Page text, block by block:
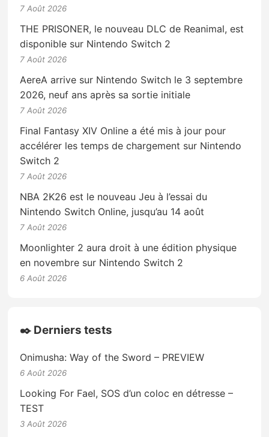
7 Août 2026
THE PRISONER, le nouveau DLC de Reanimal, est
disponible sur Nintendo Switch 2
7 Août 2026
AereA arrive sur Nintendo Switch le 3 septembre
2026, neuf ans après sa sortie initiale
7 Août 2026
Final Fantasy XIV Online a été mis à jour pour
accélérer les temps de chargement sur Nintendo
Switch 2
7 Août 2026
NBA 2K26 est le nouveau Jeu à l’essai du
Nintendo Switch Online, jusqu’au 14 août
7 Août 2026
Moonlighter 2 aura droit à une édition physique
en novembre sur Nintendo Switch 2
6 Août 2026
✒️ Derniers tests
Onimusha: Way of the Sword – PREVIEW
6 Août 2026
Looking For Fael, SOS d’un coloc en détresse –
TEST
3 Août 2026